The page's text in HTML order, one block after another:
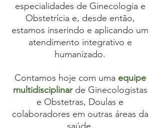
especialidades de Ginecologia e
Obstetrícia e, desde então,
estamos inserindo e aplicando um
atendimento integrativo e
humanizado.
Contamos hoje com uma equipe
multidisciplinarde Ginecologistas
e Obstetras, Doulas e
colaboradores em outras áreas da